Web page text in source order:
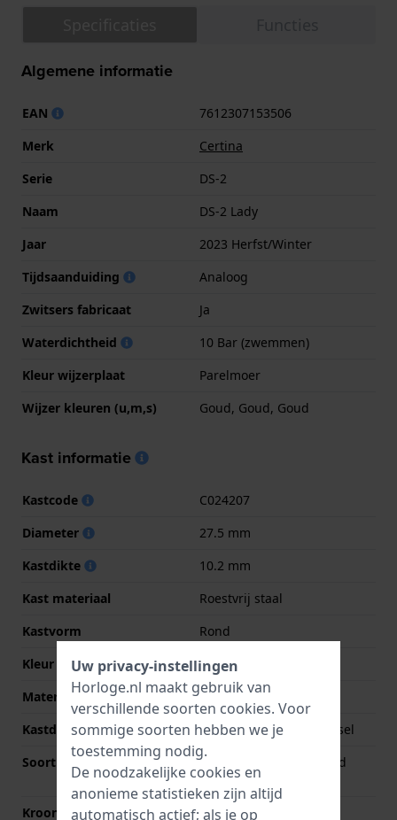
Algemene informatie
EAN
7612307153506
Merk
Certina
Serie
DS-2
Naam
DS-2 Lady
Jaar
2023 Herfst/Winter
Tijdsaanduiding
Analoog
Zwitsers fabricaat
Ja
Waterdichtheid
10 Bar (zwemmen)
Kleur wijzerplaat
Parelmoer
Wijzer kleuren (u,m,s)
Goud, Goud, Goud
Kast informatie
Kastcode
C024207
Diameter
27.5 mm
Kastdikte
10.2 mm
Kast materiaal
Roestvrij staal
Kastvorm
Rond
Kleur kast
Zilver
Materiaal kastdeksel
Roestvrij staal
Kastdeksel
Geschroefde achterdeksel
Soort glas
Enkelvoudig ontspiegeld
saffierglas
Kroon
Trek kroon
Uw privacy-instellingen
Horloge.nl maakt gebruik van
verschillende soorten cookies. Voor
sommige soorten hebben we je
toestemming nodig.
De noodzakelijke cookies en
anonieme statistieken zijn altijd
automatisch actief; als je op